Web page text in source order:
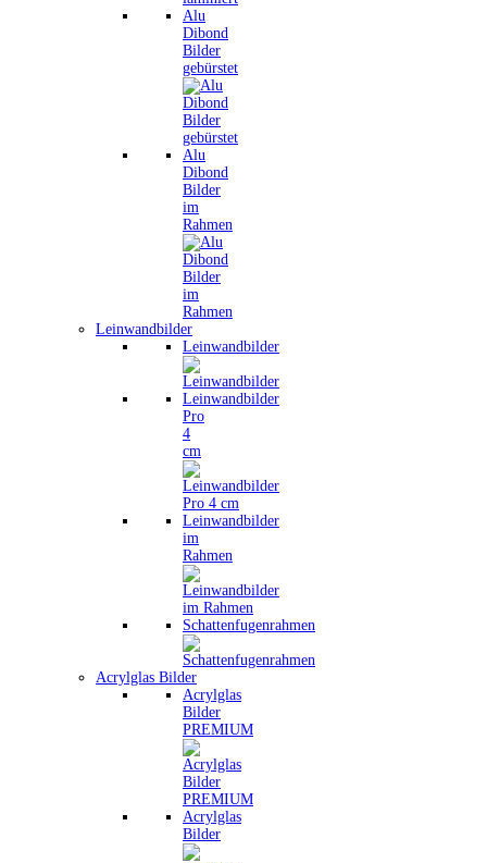
Alu
Dibond
Bilder
gebürstet
Alu
Dibond
Bilder
im
Rahmen
Leinwandbilder
Leinwandbilder
Leinwandbilder
Pro
4
cm
Leinwandbilder
im
Rahmen
Schattenfugenrahmen
Acrylglas Bilder
Acrylglas
Bilder
PREMIUM
Acrylglas
Bilder